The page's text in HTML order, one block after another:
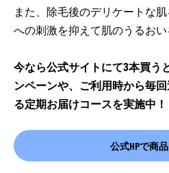
また、除毛後のデリケートな
への刺激を抑えて肌のうるおい
今なら公式サイトにて3本買う
ンペーンや、ご利用時から毎
る定期お届けコースを実施中！
公式HPで商